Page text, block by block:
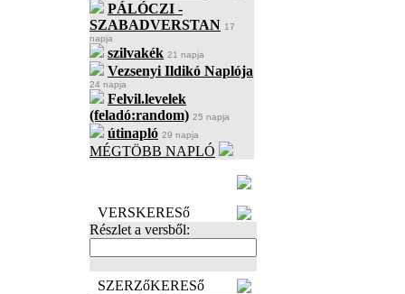
PÁLÓCZI -
SZABADVERSTAN 17
napja
szilvakék 21 napja
Vezsenyi Ildikó Naplója
24 napja
Felvil.levelek
(feladó:random) 25 napja
útinapló 29 napja
MÉGTÖBB NAPLÓ
VERSKERESő
Részlet a versből:
SZERZőKERESő